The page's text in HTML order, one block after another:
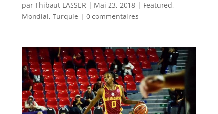
par Thibaut LASSER | Mai 23, 2018| Featured,
Mondial, Turquie | 0 commentaires